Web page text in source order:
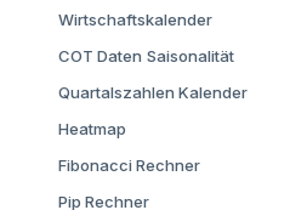
Wirtschaftskalender
COT Daten Saisonalität
Quartalszahlen Kalender
Heatmap
Fibonacci Rechner
Pip Rechner